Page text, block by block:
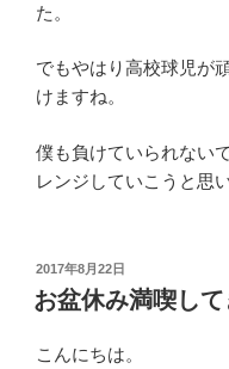
た。
でもやはり高校球児が
けますね。
僕も負けていられない
レンジしていこうと思
投
稿
日:
2017年8月22日
お盆休み満喫し
こんにちは。